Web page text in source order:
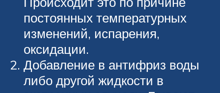
постоянных температурных
изменений, испарения,
оксидации.
Добавление в антифриз воды
либо другой жидкости в